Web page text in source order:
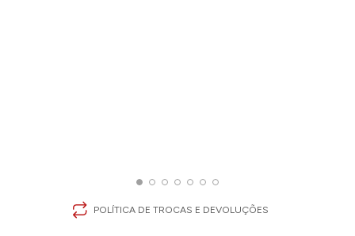
POLÍTICA DE TROCAS E DEVOLUÇÕES